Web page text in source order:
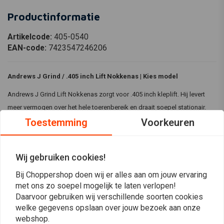
Productinformatie
Artikelcode: 405-0540
EAN-code: 7423547246206
Andrews J Grind / .405 inch Lift Nokkenas | Kies model
Andrews J Grind Lift Nokkenas zorgt voor .405 inch kleplift. Hij levert
meer vermogen over het hele toerenbereik en draait soepel stationair.
Specificaties:
Gemakkelijke installatie
Kenmerken:
Meer vermogen over het hele toerenbereik
Soepel stationair draaien
Milde straatnok
Lees meer
Reviews
Toestemming Voorkeuren
Wij gebruiken cookies!
Bij Choppershop doen wij er alles aan om jouw ervaring
met ons zo soepel mogelijk te laten verlopen!
Daarvoor gebruiken wij verschillende soorten cookies
welke gegevens opslaan over jouw bezoek aan onze
webshop.